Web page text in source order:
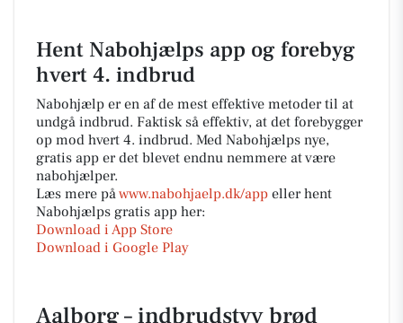
Hent Nabohjælps app og forebyg
hvert 4. indbrud
Nabohjælp er en af de mest effektive metoder til at
undgå indbrud. Faktisk så effektiv, at det forebygger
op mod hvert 4. indbrud. Med Nabohjælps nye,
gratis app er det blevet endnu nemmere at være
nabohjælper.
Læs mere påwww.nabohjaelp.dk/app eller hent
Nabohjælps gratis app her:
Download i App Store
Download i Google Play
Aalborg – indbrudstyv brød